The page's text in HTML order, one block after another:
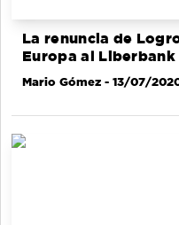
La renuncia de
Europa al Liberbank
Mario Gómez - 13/07/